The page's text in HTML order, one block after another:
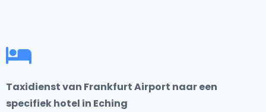
Taxidienst van Frankfurt Airport naar een
specifiek hotel in Eching